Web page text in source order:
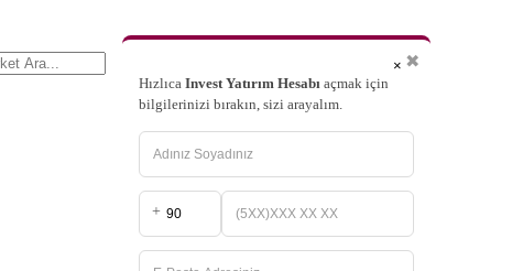
✖
Hızlıca Invest Yatırım Hesabıaçmak için
bilgilerinizi bırakın, sizi arayalım.
+
×